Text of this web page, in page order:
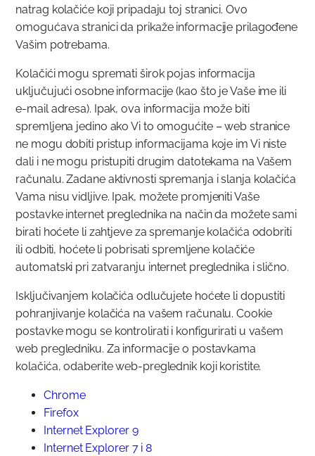
natrag kolačiće koji pripadaju toj stranici. Ovo
omogućava stranici da prikaže informacije prilagođene
Vašim potrebama.
Kolačići mogu spremati širok pojas informacija
uključujući osobne informacije (kao što je Vaše ime ili
e-mail adresa). Ipak, ova informacija može biti
spremljena jedino ako Vi to omogućite – web stranice
ne mogu dobiti pristup informacijama koje im Vi niste
dali i ne mogu pristupiti drugim datotekama na Vašem
računalu. Zadane aktivnosti spremanja i slanja kolačića
Vama nisu vidljive. Ipak, možete promjeniti Vaše
postavke internet preglednika na način da možete sami
birati hoćete li zahtjeve za spremanje kolačića odobriti
ili odbiti, hoćete li pobrisati spremljene kolačiće
automatski pri zatvaranju internet preglednika i slično.
Isključivanjem kolačića odlučujete hoćete li dopustiti
pohranjivanje kolačića na vašem računalu. Cookie
postavke mogu se kontrolirati i konfigurirati u vašem
web pregledniku. Za informacije o postavkama
kolačića, odaberite web-preglednik koji koristite.
Chrome
Firefox
Internet Explorer 9
Internet Explorer 7 i 8